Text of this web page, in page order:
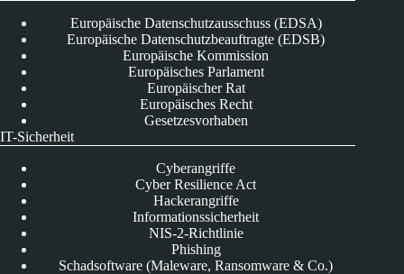
Europäische Datenschutzausschuss (EDSA)
Europäische Datenschutzbeauftragte (EDSB)
Europäische Kommission
Europäisches Parlament
Europäischer Rat
Europäisches Recht
Gesetzesvorhaben
IT-Sicherheit
Cyberangriffe
Cyber Resilience Act
Hackerangriffe
Informationssicherheit
NIS-2-Richtlinie
Phishing
Schadsoftware (Maleware, Ransomware & Co.)